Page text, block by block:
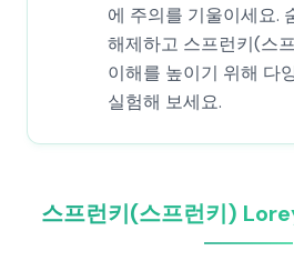
에 주의를 기울이세요.
해제하고 스프런키(스
이해를 높이기 위해 다
실험해 보세요.
스프런키(스프런키)